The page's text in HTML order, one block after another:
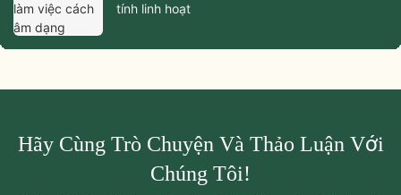
tính linh hoạt
Hãy Cùng Trò Chuyện Và Thảo Luận Với
Chúng Tôi!